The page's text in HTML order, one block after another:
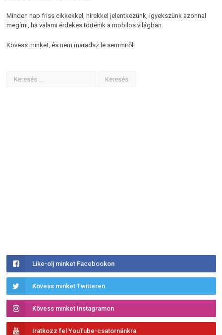
Minden nap friss cikkekkel, hírekkel jelentkezünk, igyekszünk azonnal
megírni, ha valami érdekes történik a mobilos világban.
Kövess minket, és nem maradsz le semmiről!
Like-olj minket Facebookon
Kövess minket Twitteren
Kövess minket Instagramon
Iratkozz fel YouTube-csatornánkra